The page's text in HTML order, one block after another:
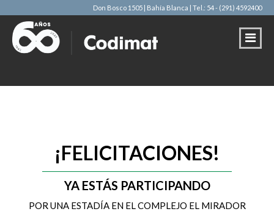
Don Bosco 1505 | Bahía Blanca | Tel.: 54 - (291) 4592400
¡FELICITACIONES!
YA ESTÁS PARTICIPANDO
POR UNA ESTADÍA EN EL COMPLEJO EL MIRADOR